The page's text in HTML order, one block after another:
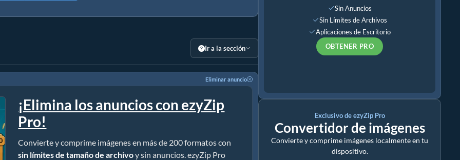
Ir a la sección
Eliminar anuncio
¡Elimina los anuncios con ezyZip
Pro!
Convierte y comprime imágenes en más de 200 formatos con
sin límites de tamaño de archivoy sin anuncios. ezyZip Pro
Sin Anuncios
Sin Límites de Archivos
Aplicaciones de Escritorio
OBTENER PRO
Exclusivo de ezyZip Pro
Convertidor de imágenes
Convierte y comprime imágenes localmente en tu
dispositivo.